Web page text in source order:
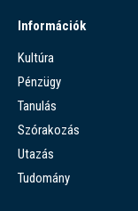
Információk
Kultúra
Pénzügy
Tanulás
Szórakozás
Utazás
Tudomány